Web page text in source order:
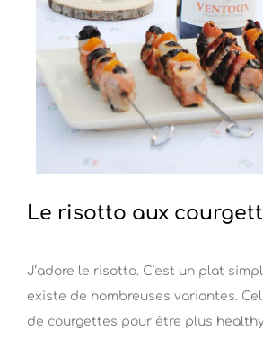
Le risotto aux
J’adore le risotto. C’est un plat
existe de nombreuses variantes.
de courgettes pour être plus